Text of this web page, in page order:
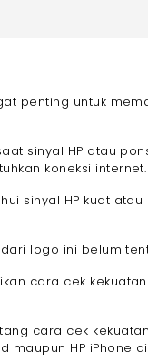
HP Android Melalui
HP iPhone Melalui
HP iPhone
Sinyal HP Menjadi
penting untuk
sinyal HP atau
koneksi internet.
sinyal HP kuat
logo ini belum
cara cek
cara cek
maupun HP iPhone